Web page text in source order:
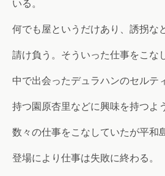
いる。
何でも屋というだけあり、誘拐な
請け負う。そういった仕事をこな
中で出会ったデュラハンのセルテ
持つ園原杏里などに興味を持つよ
数々の仕事をこなしていたが平和
登場により仕事は失敗に終わる。